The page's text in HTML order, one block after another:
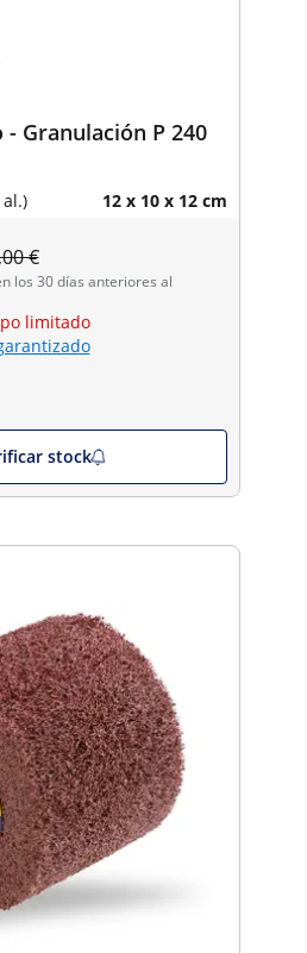
Granulación P 240
12 x 10 x 12 cm
€
los 30 días anteriores al
limitado
stock